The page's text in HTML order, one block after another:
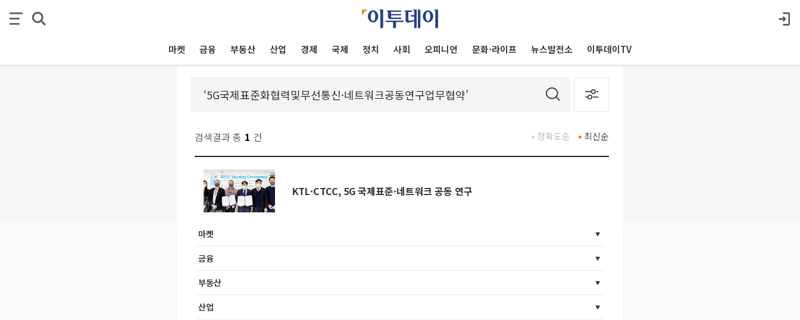
마켓 금융 부동산 산업 경제 국제 정치 사회 오피니언 문화·라이프 뉴스발전소 이투데이TV
검색결과 총 1 건 최신순
정확도순
KTL·CTCC, 5G 국제표준·네트워크 공동 연구
마켓
금융
부동산
산업